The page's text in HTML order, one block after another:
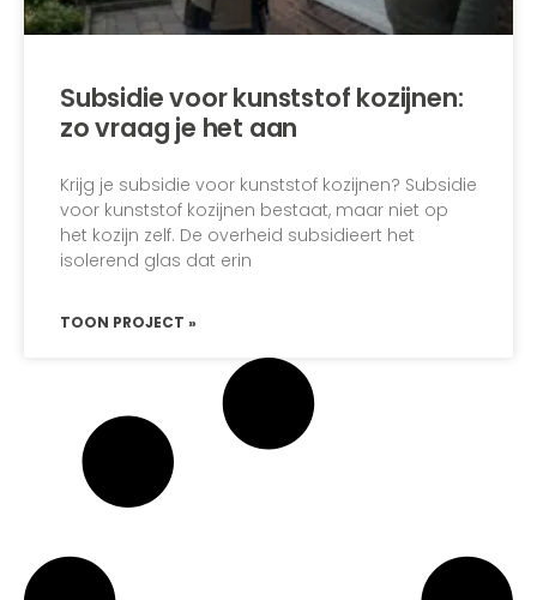
Subsidie voor kunststof kozijnen:
zo vraag je het aan
Krijg je subsidie voor kunststof kozijnen? Subsidie
voor kunststof kozijnen bestaat, maar niet op
het kozijn zelf. De overheid subsidieert het
isolerend glas dat erin
TOON PROJECT »